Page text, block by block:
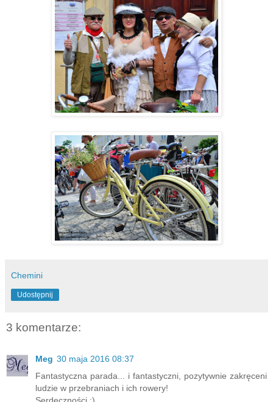
Chemini
Udostępnij
3 komentarze:
Meg 30 maja 2016 08:37
Fantastyczna parada... i fantastyczni, pozytywnie zakręceni
ludzie w przebraniach i ich rowery!